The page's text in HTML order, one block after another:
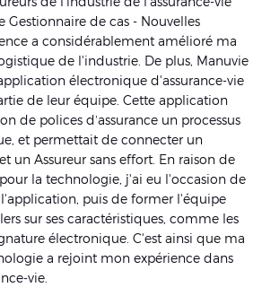
de cas - Nouvelles
a considérablement amélioré ma
de l'industrie. De plus, Manuvie
électronique d'assurance-vie
de leur équipe. Cette application
de polices d’assurance un processus
et permettait de connecter un
un Assureur sans effort. En raison de
la technologie, j'ai eu l'occasion de
puis de former l'équipe
sur ses caractéristiques, comme les
électronique. C'est ainsi que ma
a rejoint mon expérience dans
vie.